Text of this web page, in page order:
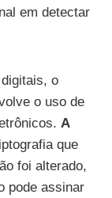
em detectar
o
o uso de
A
que
foi alterado,
pode assinar